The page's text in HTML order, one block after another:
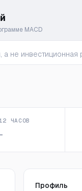
MACD
а не
ЧАСОВ
Профиль